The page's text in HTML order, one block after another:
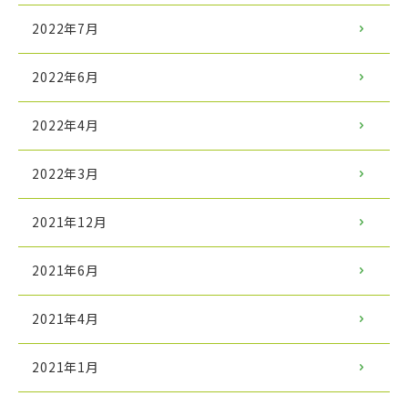
2022年7月
2022年6月
2022年4月
2022年3月
2021年12月
2021年6月
2021年4月
2021年1月